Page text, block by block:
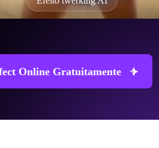
Online Gratuitamente